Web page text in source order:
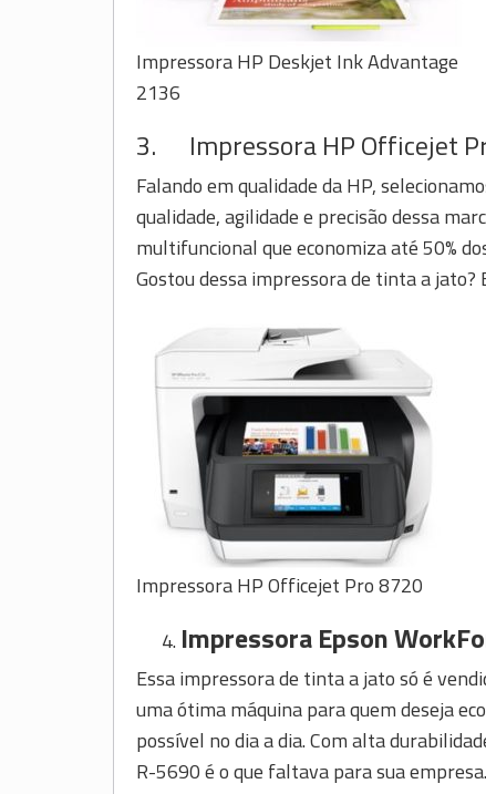
Impressora HP Deskjet Ink Advantage
2136
3. Impressora HP Officejet
Falando em qualidade da HP,
qualidade, agilidade e precisão dessa
multifuncional que economiza até 50%
Gostou dessa impressora de tinta a
Impressora HP Officejet Pro 8720
Impressora Epson
Essa impressora de tinta a jato só é
uma ótima máquina para quem deseja
possível no dia a dia. Com alta
R-5690 é o que faltava para sua